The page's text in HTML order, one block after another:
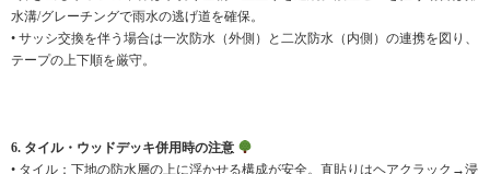
水溝/グレーチングで雨水の逃げ道を確保。
• サッシ交換を伴う場合は一次防水（外側）と二次防水（内側）の連携を図り、
テープの上下順を厳守。
6. タイル・ウッドデッキ併用時の注意
• タイル：下地の防水層の上に浮かせる構成が安全。直貼りはヘアクラック→浸